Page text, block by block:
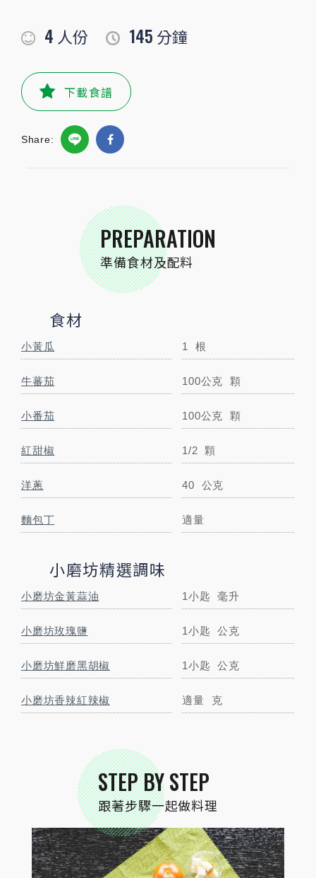
4 人份 145 分鐘
下載食譜
Share:
PREPARATION
準備食材及配料
食材
小黃瓜 1 根
牛蕃茄 100公克 顆
小番茄 100公克 顆
紅甜椒 1/2 顆
洋蔥 40 公克
麵包丁 適量
小磨坊精選調味
小磨坊金黃蒜油 1小匙 毫升
小磨坊玫瑰鹽 1小匙 公克
小磨坊鮮磨黑胡椒 1小匙 公克
小磨坊香辣紅辣椒 適量 克
STEP BY STEP
跟著步驟一起做料理
小黃瓜 1
牛蕃茄
小番茄
紅甜椒
小磨坊精選調味
小磨坊金黃蒜油
小磨坊玫瑰鹽
小磨坊鮮磨黑胡椒 1小匙 公克
小磨坊香辣紅辣椒 適量 克
STEP BY STEP
跟著步驟一起做料理
STEP01